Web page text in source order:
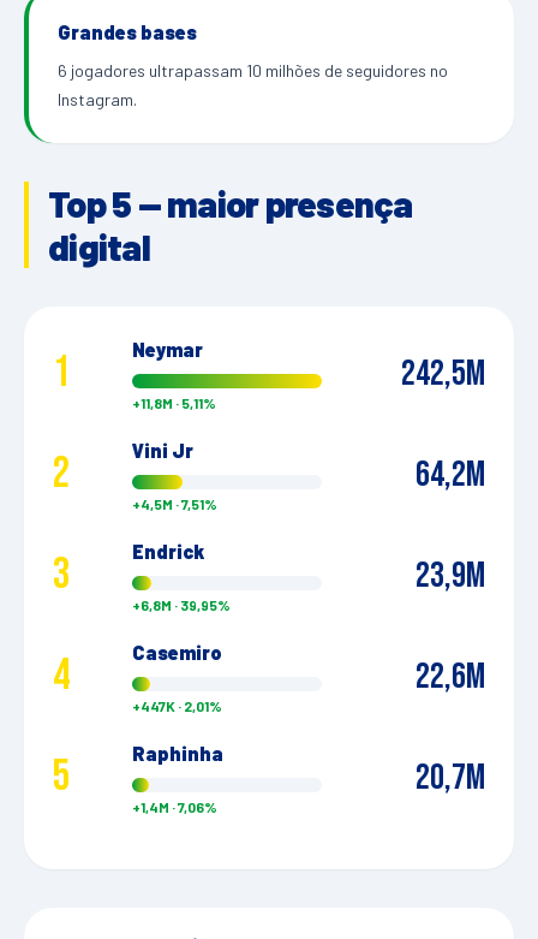
Grandes bases
6 jogadores ultrapassam 10 milhões de seguidores no
Instagram.
Top 5 — maior presença
digital
1 Neymar
+11,8M · 5,11%
242,5M
2 Vini Jr
+4,5M ·7,51%
64,2M
3 Endrick
+6,8M · 39,95%
23,9M
4 Casemiro
+447K · 2,01%
22,6M
5 Raphinha
+1,4M ·7,06%
20,7M